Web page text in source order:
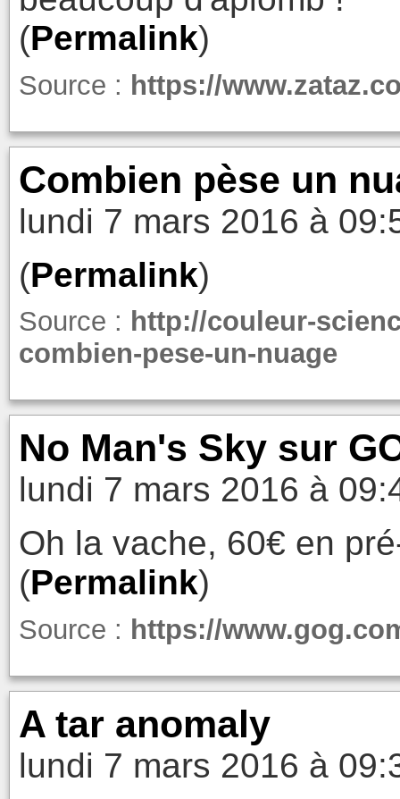
(Permalink)
Source : https://
Combien pèse un
lundi 7 mars 2016 à
(Permalink)
Source : http://couleur-
combien-pese-un-nuage
No Man's Sky sur
lundi 7 mars 2016 à
Oh la vache, 60€ en
(Permalink)
Source : https://
A tar anomaly
lundi 7 mars 2016 à